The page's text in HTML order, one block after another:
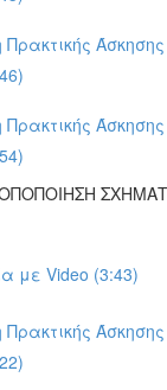
με Video (3:43)
Πρακτικής